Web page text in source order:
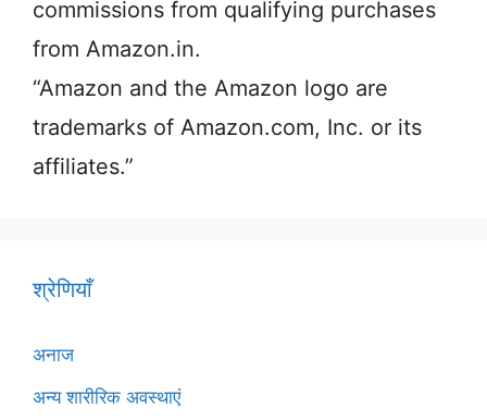
commissions from qualifying purchases
from Amazon.in.
“Amazon and the Amazon logo are
trademarks of Amazon.com, Inc. or its
affiliates.”
श्रेणियाँ
अनाज
अन्य शारीरिक अवस्थाएं